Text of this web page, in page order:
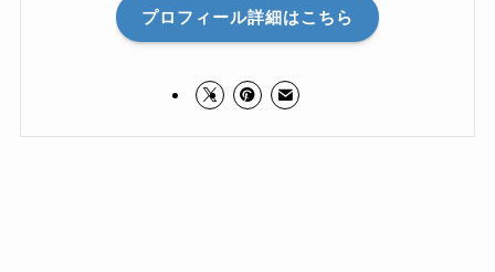
プロフィール詳細はこちら